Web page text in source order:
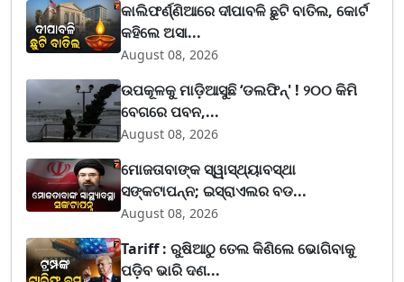
କାଲିଫର୍ଣ୍ଣିଆରେ ଦୀପାବଳି ଛୁଟି ବାତିଲ, କୋର୍ଟ
କହିଲେ ଅସା...
August 08, 2026
ଉପକୂଳକୁ ମାଡ଼ିଆସୁଛି ‘ଡଲଫିନ୍' ! ୨୦୦ କିମି
ବେଗରେ ପବନ,...
August 08, 2026
ମୋଜତାବାଙ୍କ ସ୍ୱାସ୍ଥ୍ୟାବସ୍ଥା
ସଙ୍କଟାପନ୍ନ; ଇସ୍ରାଏଲର ବଡ...
August 08, 2026
Tariff : ରୁଷିଆଠୁ ତେଲ କିଣିଲେ ଭୋଗିବାକୁ
ପଡ଼ିବ ଭାରି ଦଣ...